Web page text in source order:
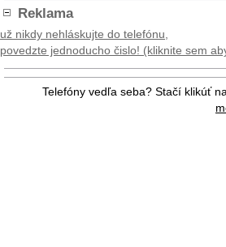
Reklama
už nikdy nehláskujte do telefónu,
povedzte jednoducho čislo! (kliknite sem
Telefóny vedľa seba? Stačí klikúť